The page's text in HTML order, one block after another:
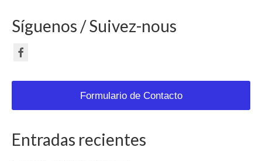
Síguenos / Suivez-nous
Formulario de Contacto
Entradas recientes